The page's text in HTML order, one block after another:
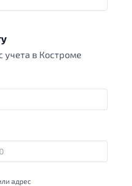
учета в Костроме
адрес